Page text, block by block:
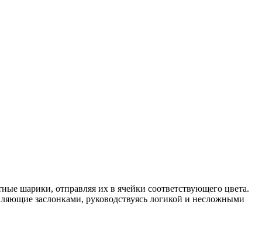
шарики, отправляя их в ячейки соответствующего цвета.
заслонками, руководствуясь логикой и несложными